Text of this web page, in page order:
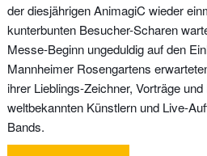
der diesjährigen AnimagiC wieder
kunterbunten Besucher-Scharen
Messe-Beginn ungeduldig auf den
Mannheimer Rosengartens
ihrer Lieblings-Zeichner, Vorträge
weltbekannten Künstlern und Live-
Bands.